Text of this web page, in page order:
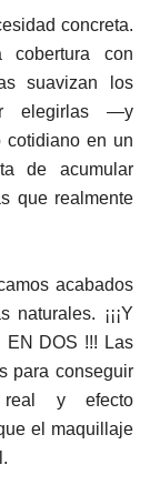
concreta.
cobertura con
suavizan los
elegirlas —y
en un
de acumular
que realmente
acabados
¡¡¡Y
EN DOS !!! Las
para conseguir
real y efecto
el maquillaje